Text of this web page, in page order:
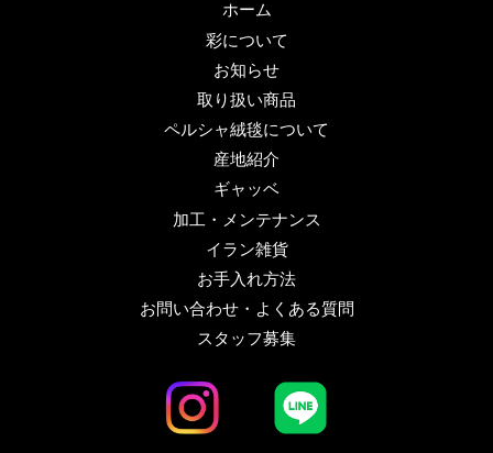
ホーム
彩について
お知らせ
取り扱い商品
ペルシャ絨毯について
産地紹介
ギャッベ
加工・メンテナンス
イラン雑貨
お手入れ方法
お問い合わせ・よくある質問
スタッフ募集